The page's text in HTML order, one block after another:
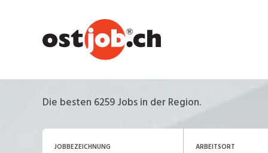
Die besten 6259 Jobs in der Region.
JOBBEZEICHNUNG ARBEITSORT